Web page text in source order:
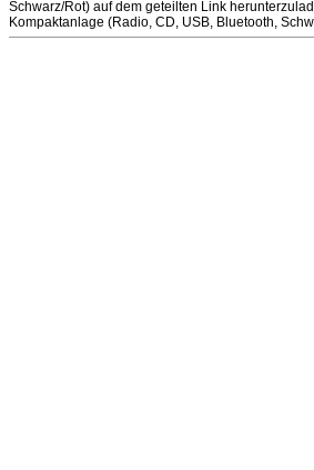
Schwarz/Rot) auf dem geteilten Link
Kompaktanlage (Radio, CD, USB, Bluetooth,